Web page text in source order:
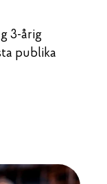
3-årig
publika